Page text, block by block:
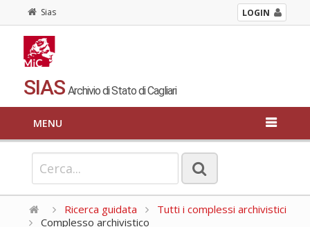
Sias LOGIN
SIAS Archivio di Stato di Cagliari
MENU
Ricerca guidata
Tutti i complessi archivistici
Complesso archivistico